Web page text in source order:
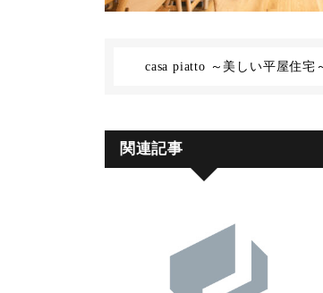
casa piatto ～美しい平
関連記事